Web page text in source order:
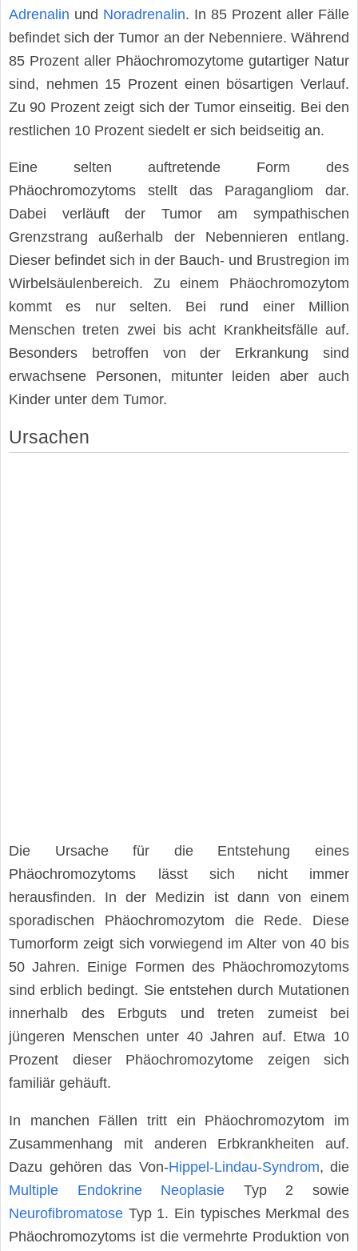
Adrenalin und Noradrenalin. In 85 Prozent aller Fälle
befindet sich der Tumor an der Nebenniere. Während
85 Prozent aller Phäochromozytome gutartiger Natur
sind, nehmen 15 Prozent einen bösartigen Verlauf.
Zu 90 Prozent zeigt sich der Tumor einseitig. Bei den
restlichen 10 Prozent siedelt er sich beidseitig an.
Eine selten auftretende Form des
Phäochromozytoms stellt das Paragangliom dar.
Dabei verläuft der Tumor am sympathischen
Grenzstrang außerhalb der Nebennieren entlang.
Dieser befindet sich in der Bauch- und Brustregion im
Wirbelsäulenbereich. Zu einem Phäochromozytom
kommt es nur selten. Bei rund einer Million
Menschen treten zwei bis acht Krankheitsfälle auf.
Besonders betroffen von der Erkrankung sind
erwachsene Personen, mitunter leiden aber auch
Kinder unter dem Tumor.
Ursachen
Die Ursache für die Entstehung eines
Phäochromozytoms lässt sich nicht immer
herausfinden. In der Medizin ist dann von einem
sporadischen Phäochromozytom die Rede. Diese
Tumorform zeigt sich vorwiegend im Alter von 40 bis
50 Jahren. Einige Formen des Phäochromozytoms
sind erblich bedingt. Sie entstehen durch Mutationen
innerhalb des Erbguts und treten zumeist bei
jüngeren Menschen unter 40 Jahren auf. Etwa 10
Prozent dieser Phäochromozytome zeigen sich
familiär gehäuft.
In manchen Fällen tritt ein Phäochromozytom im
Zusammenhang mit anderen Erbkrankheiten auf.
Dazu gehören das Von-Hippel-Lindau-Syndrom, die
Multiple Endokrine Neoplasie Typ 2 sowie
Neurofibromatose Typ 1. Ein typisches Merkmal des
Phäochromozytoms ist die vermehrte Produktion von